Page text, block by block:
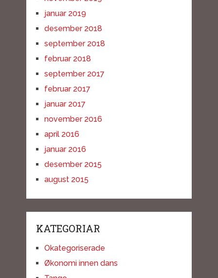
januar 2019
desember 2018
september 2018
februar 2018
september 2017
februar 2017
januar 2017
november 2016
april 2016
januar 2016
desember 2015
august 2015
KATEGORIAR
Okategoriserade
Økonomi innen dans